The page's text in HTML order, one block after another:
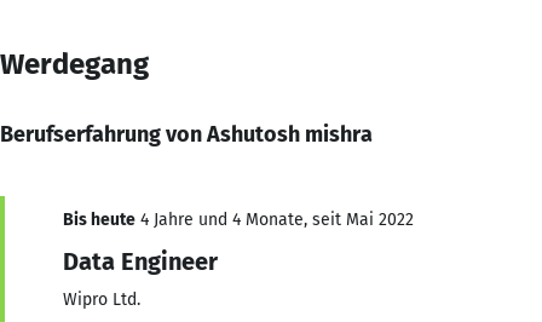
Werdegang
Berufserfahrung von Ashutosh mishra
Bis heute 4 Jahre und 4 Monate, seit Mai 2022
Data Engineer
Wipro Ltd.